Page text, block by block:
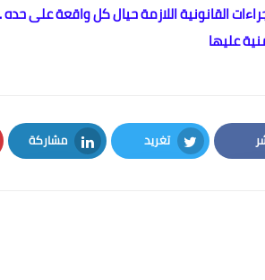
القانونية اللازمة حيال كل واقعة على
عليها
تغريد
Twitter
مشاركة
LinkedIn